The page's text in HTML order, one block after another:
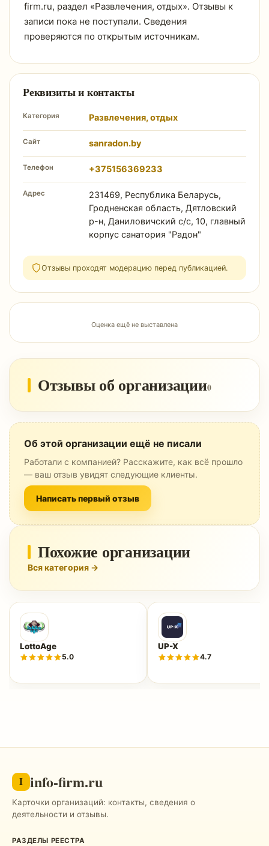
firm.ru, раздел «Развлечения, отдых». Отзывы к
записи пока не поступали. Сведения
проверяются по открытым источникам.
Реквизиты и контакты
Категория Развлечения, отдых
Сайт sanradon.by
Телефон +375156369233
Адрес
231469, Республика Беларусь,
Гродненская область, Дятловский
р-н, Даниловичский с/с, 10, главный
корпус санатория "Радон"
Отзывы проходят модерацию перед публикацией.
Оценка ещё не выставлена
Отзывы об организации0
Об этой организации ещё не писали
Работали с компанией? Расскажите, как всё прошло
— ваш отзыв увидят следующие клиенты.
Написать первый отзыв
Похожие организации
Вся категория →
LottoAge
5.0
UP-X
4.7
I info-firm.ru
Карточки организаций: контакты, сведения о
деятельности и отзывы.
РАЗДЕЛЫ РЕЕСТРА